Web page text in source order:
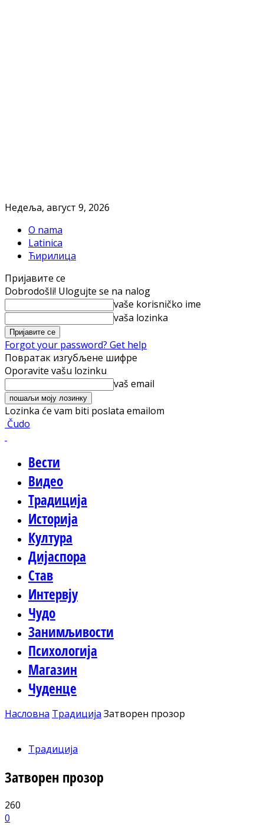
Недеља, август 9, 2026
O nama
Latinica
Ћирилица
Пријавите се
Dobrodošli! Ulogujte se na nalog
vaše korisničko ime
vaša lozinka
Forgot your password? Get help
Повратак изгубљене шифре
Oporavite vašu lozinku
vaš email
Lozinka će vam biti poslata emailom
Čudo
Вести
Видео
Традиција
Историја
Култура
Дијаспора
Став
Интервју
Чудо
Занимљивости
Психологија
Магазин
Чуденце
Насловна Традиција Затворен прозор
Традиција
Затворен прозор
260
0